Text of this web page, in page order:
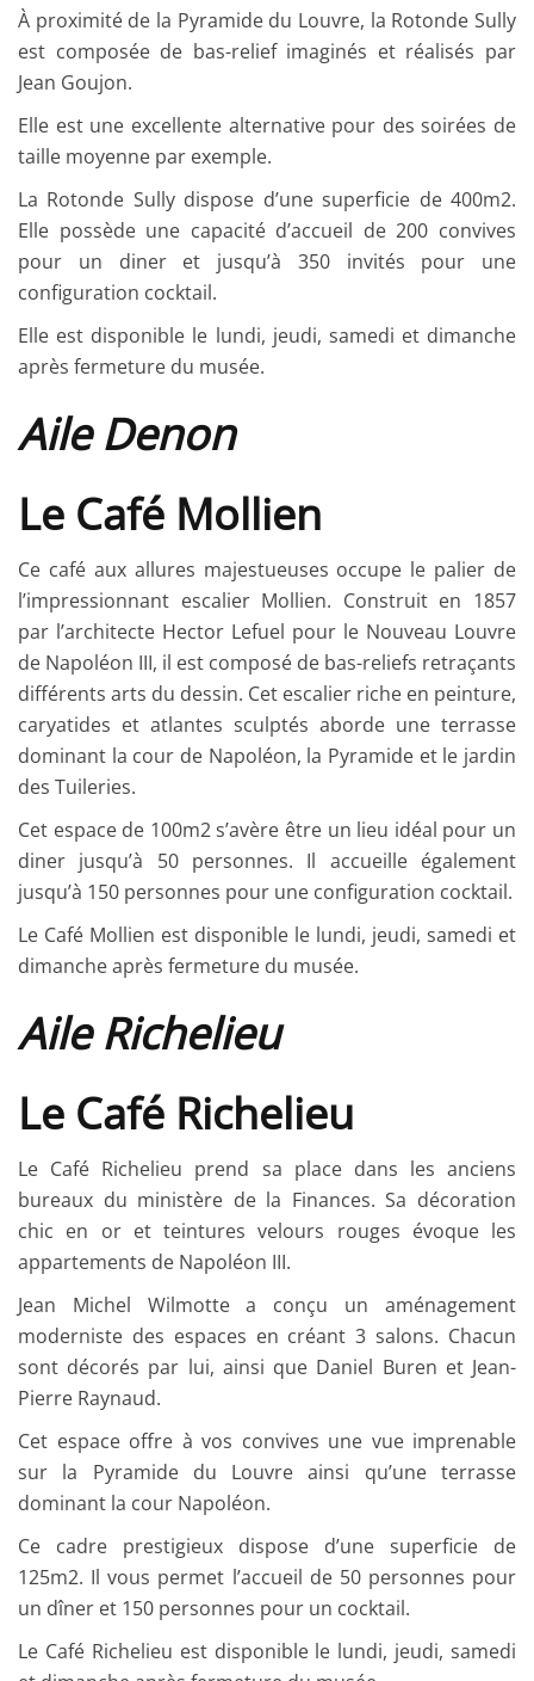
À proximité de la Pyramide du Louvre, la Rotonde Sully
est composée de bas-relief imaginés et réalisés par
Jean Goujon.
Elle est une excellente alternative pour des soirées de
taille moyenne par exemple.
La Rotonde Sully dispose d’une superficie de 400m2.
Elle possède une capacité d’accueil de 200 convives
pour un diner et jusqu’à 350 invités pour une
configuration cocktail.
Elle est disponible le lundi, jeudi, samedi et dimanche
après fermeture du musée.
Aile Denon
Le Café Mollien
Ce café aux allures majestueuses occupe le palier de
l’impressionnant escalier Mollien. Construit en 1857
par l’architecte Hector Lefuel pour le Nouveau Louvre
de Napoléon III, il est composé de bas-reliefs retraçants
différents arts du dessin. Cet escalier riche en peinture,
caryatides et atlantes sculptés aborde une terrasse
dominant la cour de Napoléon, la Pyramide et le jardin
des Tuileries.
Cet espace de 100m2 s’avère être un lieu idéal pour un
diner jusqu’à 50 personnes. Il accueille également
jusqu’à 150 personnes pour une configuration cocktail.
Le Café Mollien est disponible le lundi, jeudi, samedi et
dimanche après fermeture du musée.
Aile Richelieu
Le Café Richelieu
Le Café Richelieu prend sa place dans les anciens
bureaux du ministère de la Finances. Sa décoration
chic en or et teintures velours rouges évoque les
appartements de Napoléon III.
Jean Michel Wilmotte a conçu un aménagement
moderniste des espaces en créant 3 salons. Chacun
sont décorés par lui, ainsi que Daniel Buren et Jean-
Pierre Raynaud.
Cet espace offre à vos convives une vue imprenable
sur la Pyramide du Louvre ainsi qu’une terrasse
dominant la cour Napoléon.
Ce cadre prestigieux dispose d’une superficie de
125m2. Il vous permet l’accueil de 50 personnes pour
un dîner et 150 personnes pour un cocktail.
Le Café Richelieu est disponible le lundi, jeudi, samedi